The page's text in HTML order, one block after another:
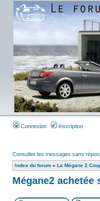
Connexion Inscription
Consulter les messages sans
Index du forum » La Mégane 2
Mégane2 achetée